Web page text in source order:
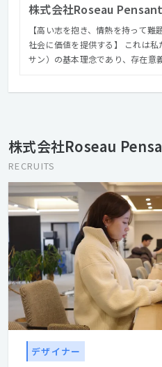
株式会社Roseau Pensant
【高い志を抱き、情熱を持って難
社会に価値を提供する】 これは
サン）の基本理念であり、存在意
株式会社Roseau
RECRUITS
デザイナー